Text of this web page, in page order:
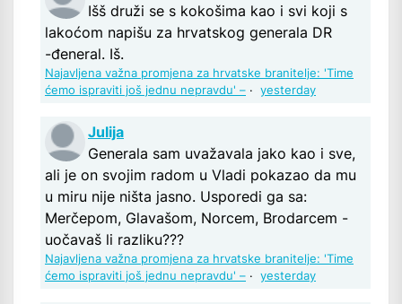
Išš druži se s kokošima kao i svi koji s
lakoćom napišu za hrvatskog generala DR
-đeneral. Iš.
Najavljena važna promjena za hrvatske branitelje: 'Time
ćemo ispraviti još jednu nepravdu' – · yesterday
Julija
Generala sam uvažavala jako kao i sve,
ali je on svojim radom u Vladi pokazao da mu
u miru nije ništa jasno. Usporedi ga sa:
Merčepom, Glavašom, Norcem, Brodarcem -
uočavaš li razliku???
Najavljena važna promjena za hrvatske branitelje: 'Time
ćemo ispraviti još jednu nepravdu' – · yesterday